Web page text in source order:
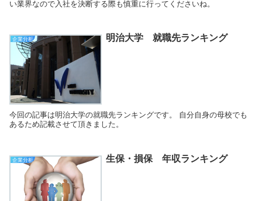
い業界なので入社を決断する際も慎重に行ってくださいね。
企業分析 明治大学 就職先ランキング
今回の記事は明治大学の就職先ランキングです。 自分自身の母校でも
あるため記載させて頂きました。
企業分析 生保・損保 年収ランキング